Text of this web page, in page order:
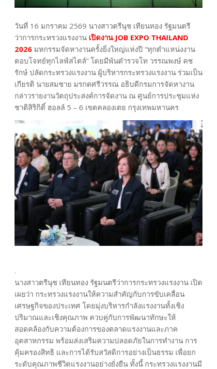
วันที่ 16 มกราคม 2569 นางสาวตรีนุช เทียนทอง รัฐมนตรี
ว่าการกระทรวงแรงงาน เปิดงาน JOB EXPO THAILAND
2026 มหกรรมจัดหางานครั้งยิ่งใหญ่แห่งปี “ทุกตำแหน่งงาน
ตอบโจทย์ทุกไลฟ์สไตล์” โดยมีพันตำรวจโท วรรณพงษ์ คช
รักษ์ ปลัดกระทรวงแรงงาน ผู้บริหารกระทรวงแรงงาน ร่วมเป็น
เกียรติ นายสมชาย มรกตศรีวรรณ อธิบดีกรมการจัดหางาน
กล่าวรายงานวัตถุประสงค์การจัดงาน ณ ศูนย์การประชุมแห่ง
ชาติสิริกิติ์ ฮอลล์ 5 – 6 เขตคลองเตย กรุงเทพมหานคร
.
นางสาวตรีนุช เทียนทอง รัฐมนตรีว่าการกระทรวงแรงงาน เปิด
เผยว่า กระทรวงแรงงานให้ความสำคัญกับการขับเคลื่อน
เศรษฐกิจของประเทศ โดยมุ่งบริหารกำลังแรงงานทั้งเชิง
ปริมาณและเชิงคุณภาพ ควบคู่กับการพัฒนาทักษะให้
สอดคล้องกับความต้องการของตลาดแรงงานและภาค
อุตสาหกรรม พร้อมส่งเสริมความปลอดภัยในการทำงาน การ
คุ้มครองสิทธิ และการได้รับสวัสดิการอย่างเป็นธรรม เพื่อยก
ระดับคุณภาพชีวิตแรงงานอย่างยั่งยืน ทั้งนี้ กระทรวงแรงงานมี